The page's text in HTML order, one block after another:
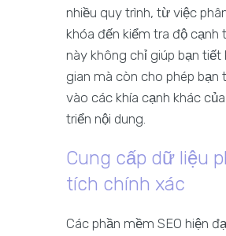
nhiều quy trình, từ việc
khóa đến kiểm tra độ cạnh
này không chỉ giúp bạn tiết
gian mà còn cho phép bạn
vào các khía cạnh khác
triển nội dung.
Cung cấp dữ liệu
tích chính xác
Các phần mềm SEO hiện